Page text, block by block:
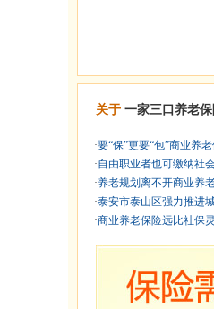
关于 一家三口养老
·要“保”更要“包”商业养
·自由职业者也可缴纳社
·养老规划离不开商业养
·泰安市泰山区强力推进
·商业养老保险远比社保